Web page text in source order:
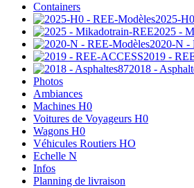
Containers
2025-
2025 -
2020-N -
2019 -
2018 -
Photos
Ambiances
Machines H0
Voitures de Voyageurs H0
Wagons H0
Véhicules Routiers HO
Echelle N
Infos
Planning de livraison